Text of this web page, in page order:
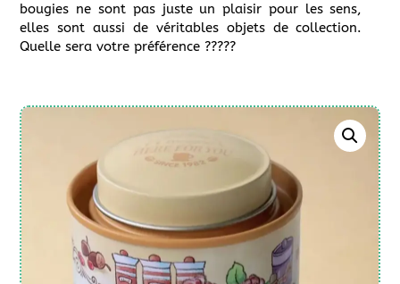
bougies ne sont pas juste un plaisir pour les sens,
elles sont aussi de véritables objets de collection.
Quelle sera votre préférence ?????